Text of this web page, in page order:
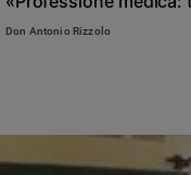
Cultura
Don Antonio Rizzolo